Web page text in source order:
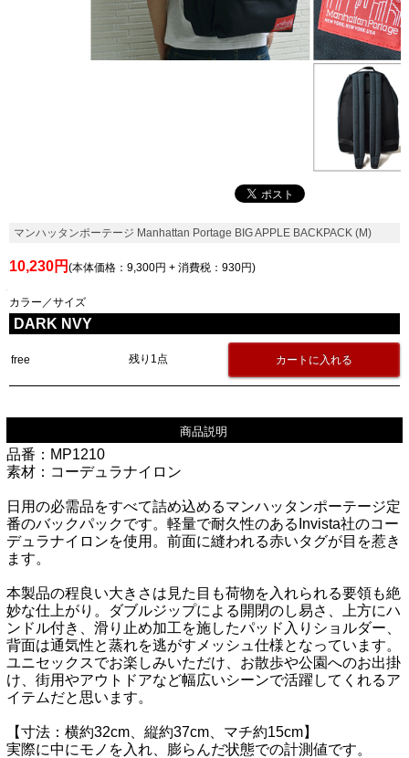
マンハッタンポーテージ Manhattan Portage BIG APPLE BACKPACK (M)
10,230円 (本体価格：9,300円 + 消費税：930円)
カラー／サイズ
DARK NVY
free 残り1点
商品説明
品番：MP1210
素材：コーデュラナイロン
日用の必需品をすべて詰め込めるマンハッタンポーテージ定
番のバックパックです。軽量で耐久性のあるInvista社のコー
デュラナイロンを使用。前面に縫われる赤いタグが目を惹き
ます。
本製品の程良い大きさは見た目も荷物を入れられる要領も絶
妙な仕上がり。ダブルジップによる開閉のし易さ、上方にハ
ンドル付き、滑り止め加工を施したパッド入りショルダー、
背面は通気性と蒸れを逃がすメッシュ仕様となっています。
ユニセックスでお楽しみいただけ、お散歩や公園へのお出掛
け、街用やアウトドアなど幅広いシーンで活躍してくれるア
イテムだと思います。
【寸法：横約32cm、縦約37cm、マチ約15cm】
実際に中にモノを入れ、膨らんだ状態での計測値です。